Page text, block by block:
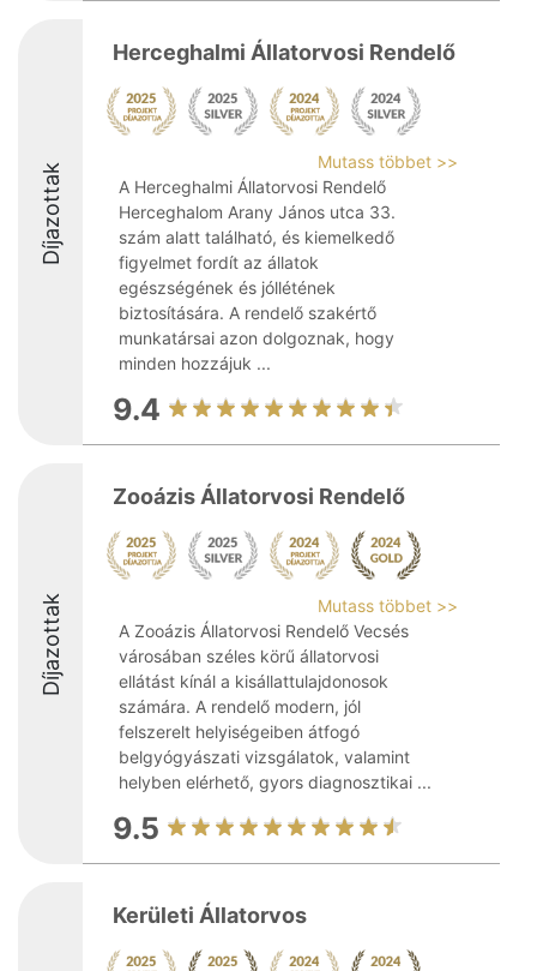
Díjazottak
Herceghalmi Állatorvosi Rendelő
Mutass többet >>
A Herceghalmi Állatorvosi Rendelő
Herceghalom Arany János utca 33.
szám alatt található, és kiemelkedő
figyelmet fordít az állatok
egészségének és jóllétének
biztosítására. A rendelő szakértő
munkatársai azon dolgoznak, hogy
minden hozzájuk ...
9.4
Díjazottak
Zooázis Állatorvosi Rendelő
Mutass többet >>
A Zooázis Állatorvosi Rendelő Vecsés
városában széles körű állatorvosi
ellátást kínál a kisállattulajdonosok
számára. A rendelő modern, jól
felszerelt helyiségeiben átfogó
belgyógyászati vizsgálatok, valamint
helyben elérhető, gyors diagnosztikai ...
9.5
Kerületi Állatorvos